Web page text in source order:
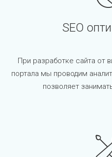
SEO
При разработке сайта от
портала мы проводим
позволяет